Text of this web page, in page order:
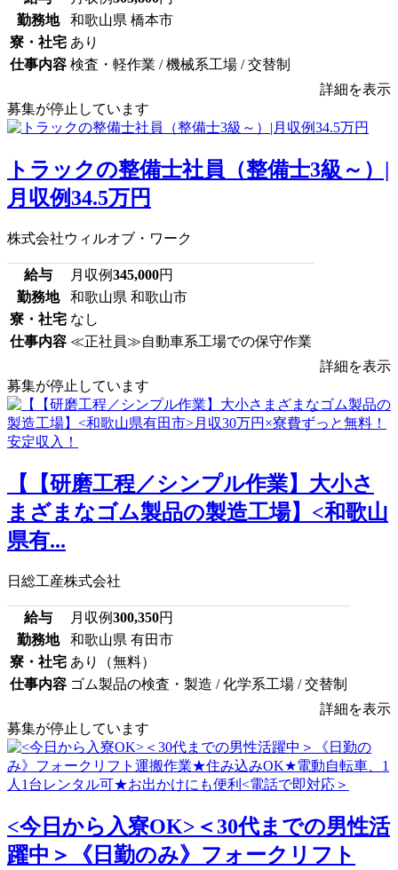
勤務地
和歌山県 橋本市
寮・社宅 あり
仕事内容 検査・軽作業 / 機械系工場 / 交替制
詳細を表示
募集が停止しています
トラックの整備士社員（整備士3級～）|
月収例34.5万円
株式会社ウィルオブ・ワーク
給与 月収例345,000円
勤務地
和歌山県 和歌山市
寮・社宅 なし
仕事内容 ≪正社員≫自動車系工場での保守作業
詳細を表示
募集が停止しています
【【研磨工程／シンプル作業】大小さ
まざまなゴム製品の製造工場】<和歌山
県有...
日総工産株式会社
給与 月収例300,350円
勤務地
和歌山県 有田市
寮・社宅 あり（無料）
仕事内容 ゴム製品の検査・製造 / 化学系工場 / 交替制
詳細を表示
募集が停止しています
<今日から入寮OK>＜30代までの男性活
躍中＞《日勤のみ》フォークリフト